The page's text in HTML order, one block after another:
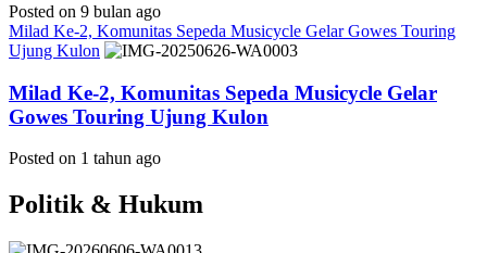
Posted on 9 bulan ago
Milad Ke-2, Komunitas Sepeda Musicycle Gelar Gowes Touring
Ujung Kulon
Milad Ke-2, Komunitas Sepeda Musicycle Gelar
Gowes Touring Ujung Kulon
Posted on 1 tahun ago
Politik & Hukum